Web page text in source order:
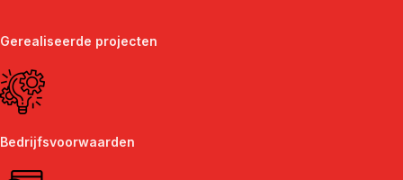
Gerealiseerde projecten
Bedrijfsvoorwaarden